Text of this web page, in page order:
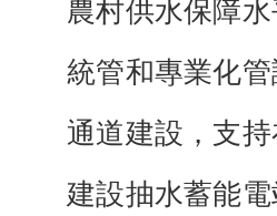
農村供水保障
統管和專業化
通道建設，支
建設抽水蓄能